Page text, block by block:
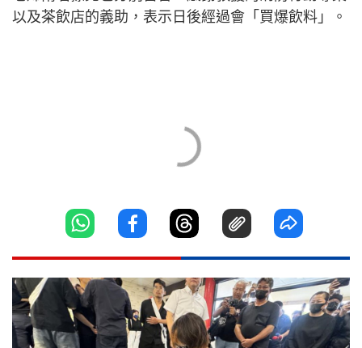
以及茶飲店的義助，表示日後經過會「買爆飲料」。